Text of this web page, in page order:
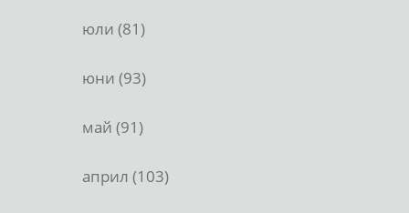
юли (81)
юни (93)
май (91)
април (103)